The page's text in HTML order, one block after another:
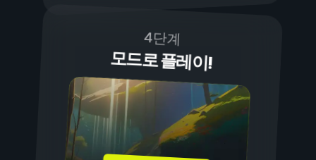
4단계
모드로 플레이!